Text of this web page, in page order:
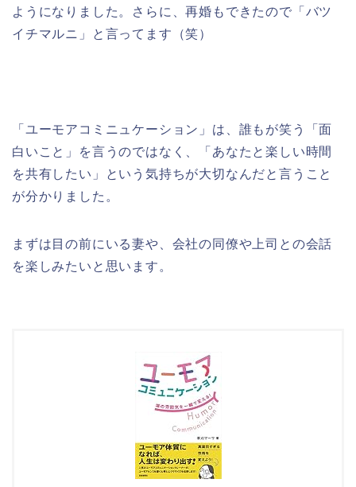
ようになりました。さらに、再婚もできたので「バツ
イチマルニ」と言ってます（笑）
「ユーモアコミニュケーション」は、誰もが笑う「面
白いこと」を言うのではなく、「あなたと楽しい時間
を共有したい」という気持ちが大切なんだと言うこと
が分かりました。
まずは目の前にいる妻や、会社の同僚や上司との会話
を楽しみたいと思います。